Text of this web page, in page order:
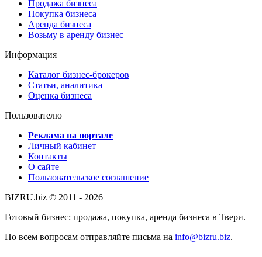
Продажа бизнеса
Покупка бизнеса
Аренда бизнеса
Возьму в аренду бизнес
Информация
Каталог бизнес-брокеров
Статьи, аналитика
Оценка бизнеса
Пользователю
Реклама на портале
Личный кабинет
Контакты
О сайте
Пользовательское соглашение
BIZRU.biz © 2011 - 2026
Готовый бизнес: продажа, покупка, аренда бизнеса в Твери.
По всем вопросам отправляйте письма на info@bizru.biz.